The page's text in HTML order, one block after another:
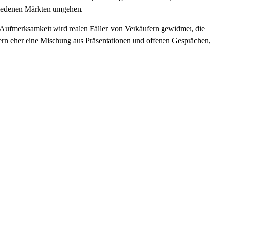
Märkten umgehen.
wird realen Fällen von Verkäufern gewidmet, die
eher eine Mischung aus Präsentationen und offenen Gesprächen,